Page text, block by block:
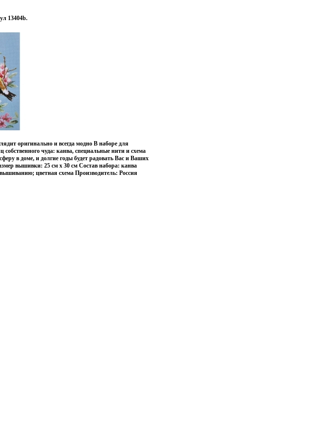
13404b.
оригинально и всегда модно В наборе для
чуда: канва, специальные нити и схема
в доме, и долгие годы будет радовать Вас и Ваших
вышивки: 25 см х 30 см Состав набора: канва
цветная схема Производитель: Россия